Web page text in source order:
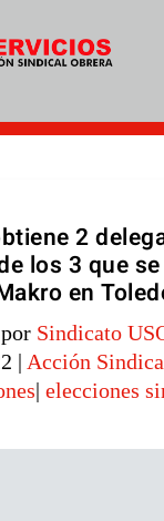
2
los 3 que
en
Sindicato
| Acción
| elecciones